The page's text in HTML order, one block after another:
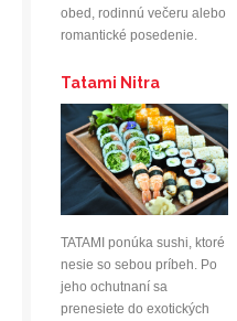
obed, rodinnú večeru alebo
romantické posedenie.
Tatami Nitra
TATAMI ponúka sushi, ktoré
nesie so sebou príbeh. Po
jeho ochutnaní sa
prenesiete do exotických